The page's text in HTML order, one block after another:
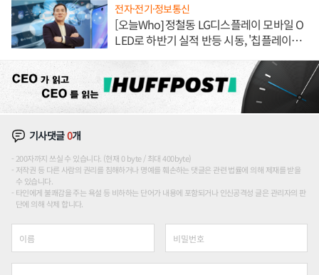
전자·전기·정보통신
[오늘Who] 정철동 LG디스플레이 모바일 O
LED로 하반기 실적 반등 시동, '칩플레이
기사댓글0개
200자까지 쓰실 수 있습니다. (현재 0 byte / 최대 400byte)
저작권 등 다른 사람의 권리를 침해하거나 명예를 훼손하는 댓글은 관련 법률에 의해 제재를 받을
수 있습니다.
타인에게 불쾌감을 주는 욕설 등 비하하는 단어가 내용에 포함되거나 인신공격성 글은 관리자의 판
단에 의해 삭제 합니다.